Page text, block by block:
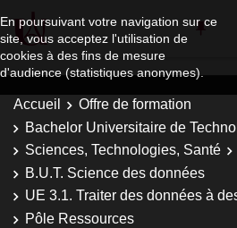
En poursuivant votre navigation sur ce
site, vous acceptez l'utilisation de
cookies à des fins de mesure
d'audience (statistiques anonymes).
Accueil
Offre de formation
Bachelor Universitaire de
Sciences, Technologies, Santé
B.U.T. Science des données
UE 3.1. Traiter des données à
Pôle Ressources